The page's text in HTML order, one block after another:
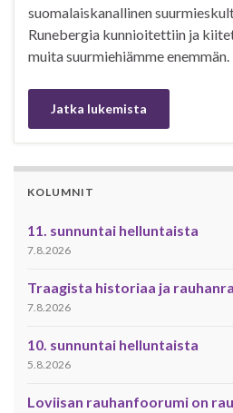
suomalaiskanallinen
Runebergia kunnioitettiin ja
muita suurmiehiämme enemmän.
Jatka lukemista
KOLUMNIT
11. sunnuntai helluntaista
7.8.2026
Traagista historiaa ja
7.8.2026
10. sunnuntai helluntaista
5.8.2026
Loviisan rauhanfoorumi on